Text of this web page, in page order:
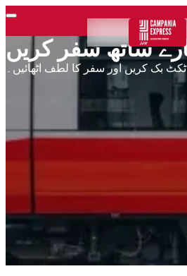
ٹکٹ بک کریں اور سفر کا لطف اٹھائیں۔